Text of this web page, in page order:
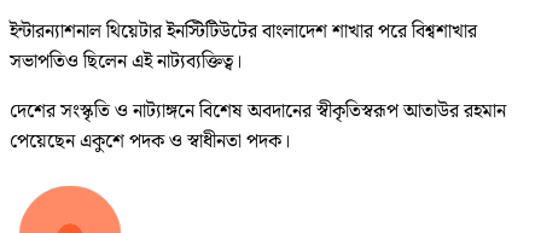
ইন্টারন্যাশনাল থিয়েটার ইনস্টিটিউটের বাংলাদেশ শাখার পরে বিশ্বশাখার
সভাপতিও ছিলেন এই নাট্যব্যক্তিত্ব।
দেশের সংস্কৃতি ও নাট্যাঙ্গনে বিশেষ অবদানের স্বীকৃতিস্বরূপ আতাউর রহমান
পেয়েছেন একুশে পদক ও স্বাধীনতা পদক।